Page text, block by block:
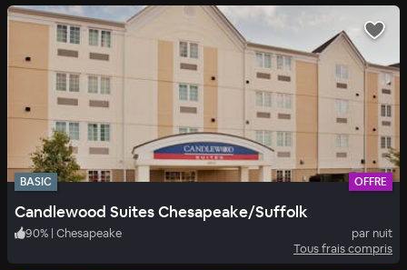
BASIC OFFRE
Candlewood Suites Chesapeake/Suffolk
90% | Chesapeake
par nuit
Tous frais compris